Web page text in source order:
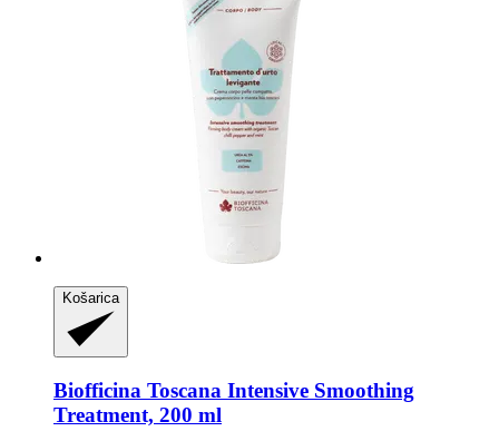
Košarica
Biofficina Toscana Intensive Smoothing
Treatment, 200 ml